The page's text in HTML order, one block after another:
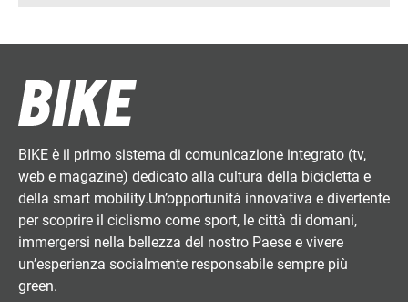
BIKE è il primo sistema di comunicazione integrato (tv,
web e magazine) dedicato alla cultura della bicicletta e
della smart mobility.Un’opportunità innovativa e divertente
per scoprire il ciclismo come sport, le città di domani,
immergersi nella bellezza del nostro Paese e vivere
un’esperienza socialmente responsabile sempre più
green.